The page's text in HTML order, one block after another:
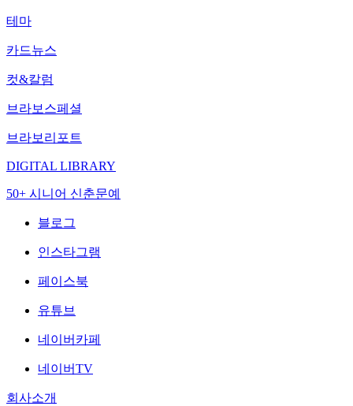
테마
카드뉴스
컷&칼럼
브라보스페셜
브라보리포트
DIGITAL LIBRARY
50+ 시니어 신춘문예
블로그
인스타그램
페이스북
유튜브
네이버카페
네이버TV
회사소개